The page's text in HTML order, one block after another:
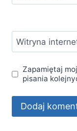
Witryna
Zapamiętaj
pisania